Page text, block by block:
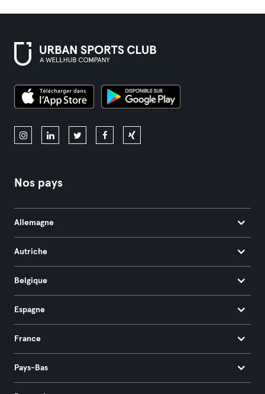
Nos pays
Allemagne
Autriche
Belgique
Espagne
France
Pays-Bas